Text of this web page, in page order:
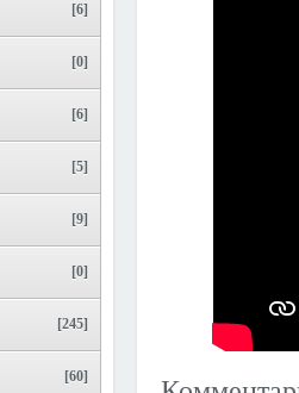
[6]
[0]
[6]
[5]
[9]
[0]
[245]
[60]